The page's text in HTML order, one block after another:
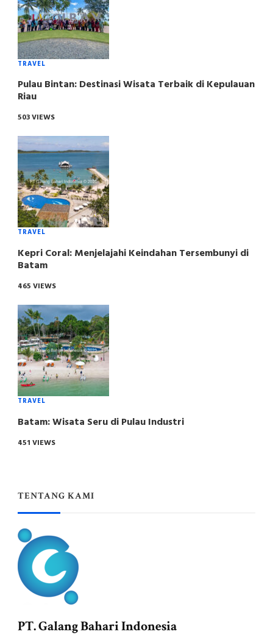
TRAVEL
Pulau Bintan: Destinasi Wisata Terbaik di Kepulauan
Riau
503 VIEWS
TRAVEL
Kepri Coral: Menjelajahi Keindahan Tersembunyi di
Batam
465 VIEWS
TRAVEL
Batam: Wisata Seru di Pulau Industri
451 VIEWS
TENTANG KAMI
PT. Galang Bahari Indonesia